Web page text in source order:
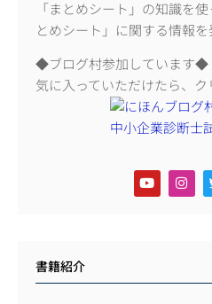
「まとめシート」の知識を
とめシート」に関する情報を
◆ブログ村参加しています◆
気に入っていただけたら、ク
書籍紹介